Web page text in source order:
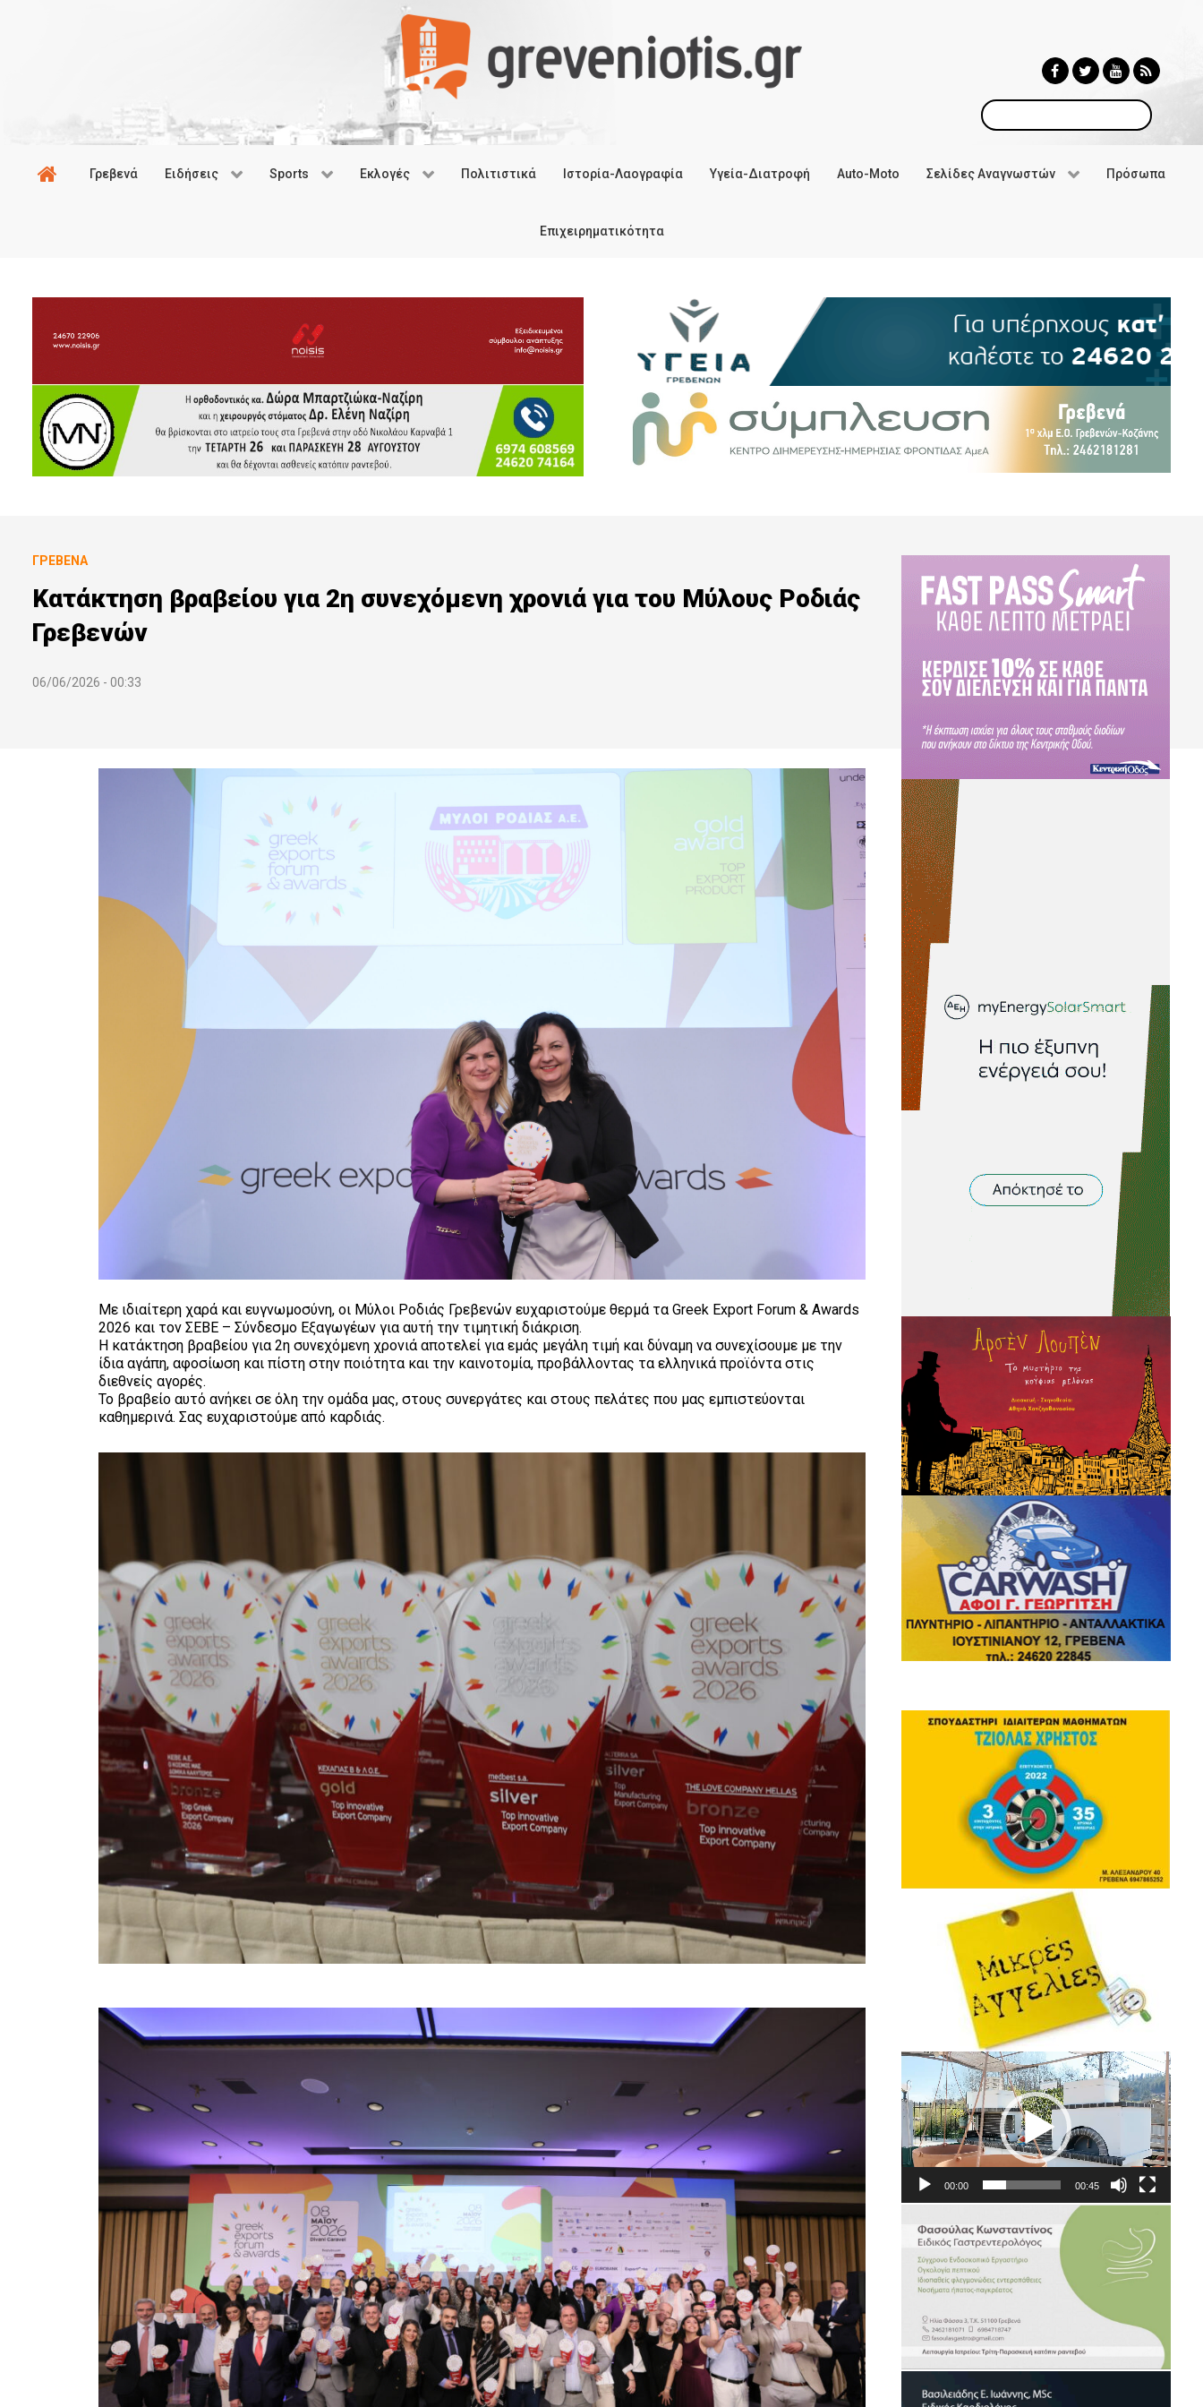
Αναζήτηση
Γρεβενά Ειδήσεις Sports Εκλογές Πολιτιστικά Ιστορία-Λαογραφία Υγεία-Διατροφή Auto-Moto Σελίδες Αναγνωστών Πρόσωπα
Επιχειρηματικότητα
ΓΡΕΒΕΝΆ
Κατάκτηση βραβείου για 2η συνεχόμενη χρονιά για του Μύλους Ροδιάς
Γρεβενών
06/06/2026 - 00:33
Με ιδιαίτερη χαρά και ευγνωμοσύνη, οι Μύλοι Ροδιάς Γρεβενών ευχαριστούμε θερμά τα Greek Export Forum & Awards
2026 και τον ΣΕΒΕ – Σύνδεσμο Εξαγωγέων για αυτή την τιμητική διάκριση.
Η κατάκτηση βραβείου για 2η συνεχόμενη χρονιά αποτελεί για εμάς μεγάλη τιμή και δύναμη να συνεχίσουμε με την
ίδια αγάπη, αφοσίωση και πίστη στην ποιότητα και την καινοτομία, προβάλλοντας τα ελληνικά προϊόντα στις
διεθνείς αγορές.
Το βραβείο αυτό ανήκει σε όλη την ομάδα μας, στους συνεργάτες και στους πελάτες που μας εμπιστεύονται
καθημερινά. Σας ευχαριστούμε από καρδιάς.
Πρόγραμμα
Αναπαραγωγής
Βίντεο
00:00 00:45